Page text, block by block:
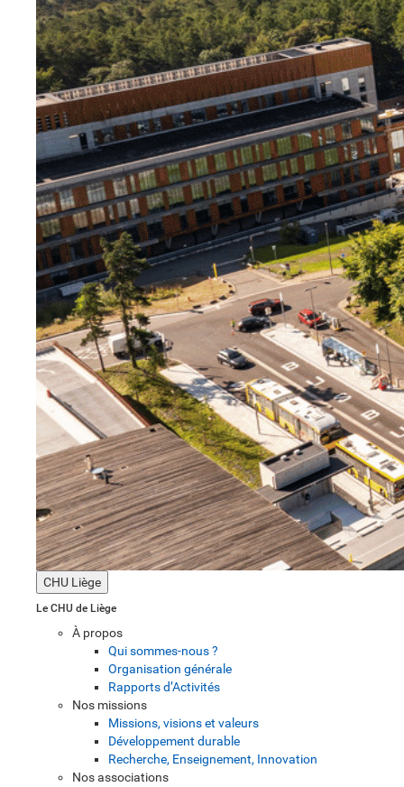
CHU Liège
Le CHU de Liège
À propos
Qui sommes-nous ?
Organisation générale
Rapports d’Activités
Nos missions
Missions, visions et valeurs
Développement durable
Recherche, Enseignement, Innovation
Nos associations